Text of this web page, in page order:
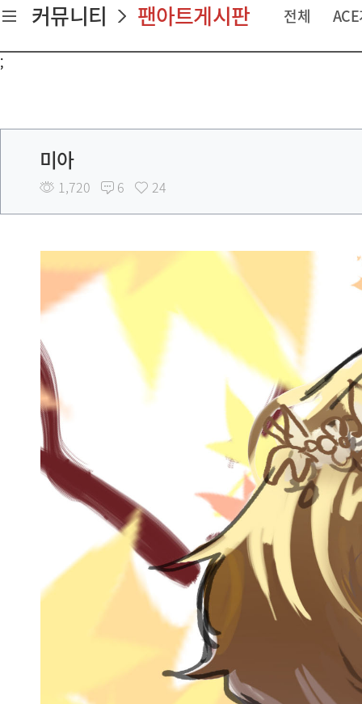
커뮤니티 팬아트게시판 전체
;
미아
1,720 6 24